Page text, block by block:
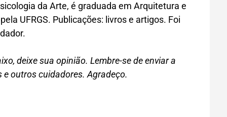
da Arte, é graduada em Arquitetura e
UFRGS. Publicações: livros e artigos. Foi
deixe sua opinião. Lembre-se de enviar a
outros cuidadores. Agradeço.